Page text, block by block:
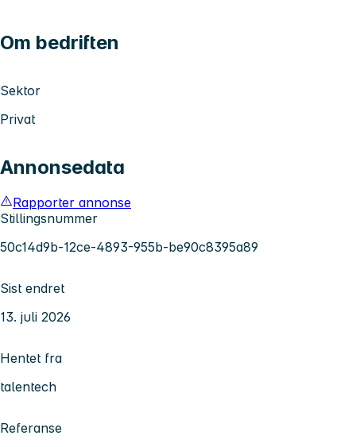
Om bedriften
Sektor
Privat
Annonsedata
Rapporter annonse
Stillingsnummer
50c14d9b-12ce-4893-955b-be90c8395a89
Sist endret
13. juli 2026
Hentet fra
talentech
Referanse